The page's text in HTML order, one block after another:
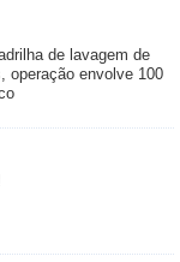
de lavagem de
operação envolve 100